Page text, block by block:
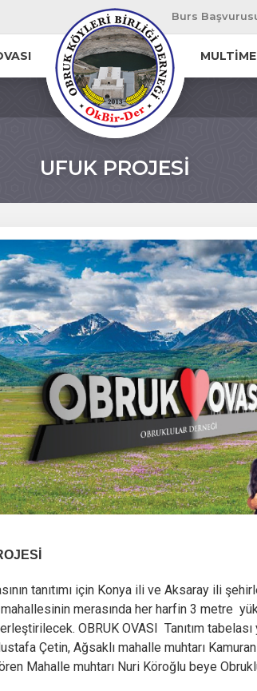
Burs
UFUK PROJESİ
tanıtımı için Konya ili ve Aksaray ili
merasında her harfin 3 metre
OBRUK OVASI Tanıtım tabelası
Çetin, Ağsaklı mahalle muhtarı
Mahalle muhtarı Nuri Köroğlu beye